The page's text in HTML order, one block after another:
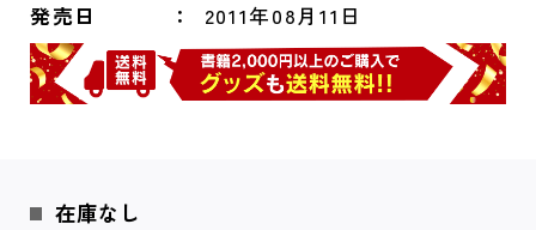
発売日 2011年08月11日
在庫なし